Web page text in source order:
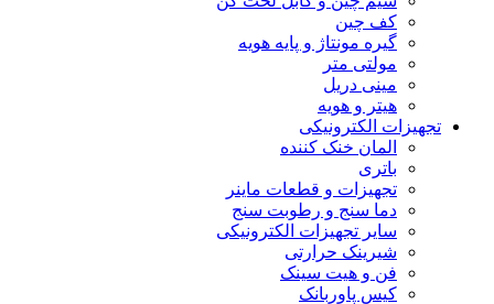
کف چین
گیره مونتاژ و پایه هویه
مولتی متر
مینی دریل
هیتر و هویه
تجهیزات الکترونیکی
المان خنک کننده
باتری
تجهیزات و قطعات ماینر
دما سنج و رطوبت سنج
سایر تجهیزات الکترونیکی
شیرینک حرارتی
فن و هیت سینک
کیس پاوربانک